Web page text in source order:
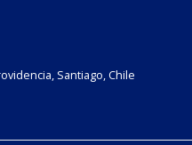
Santiago, Chile